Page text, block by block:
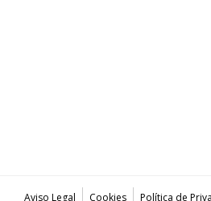
Aviso Legal Cookies Política de